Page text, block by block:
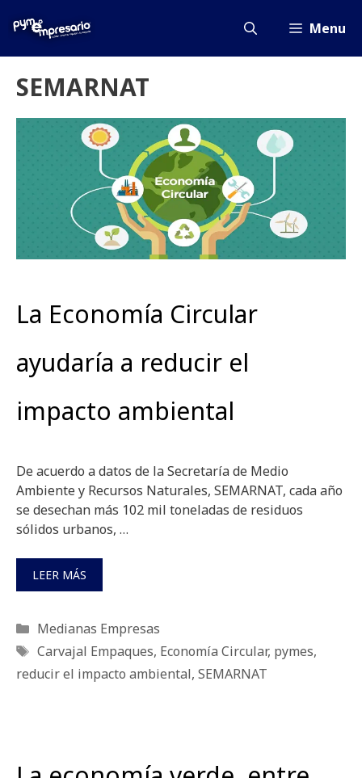
Menu
SEMARNAT
La Economía Circular
ayudaría a reducir el
impacto ambiental
De acuerdo a datos de la Secretaría de Medio
Ambiente y Recursos Naturales, SEMARNAT, cada año
se desechan más 102 mil toneladas de residuos
sólidos urbanos, …
LEER MÁS
Categorías
Medianas Empresas
Etiquetas
Carvajal Empaques, Economía Circular, pymes,
reducir el impacto ambiental, SEMARNAT